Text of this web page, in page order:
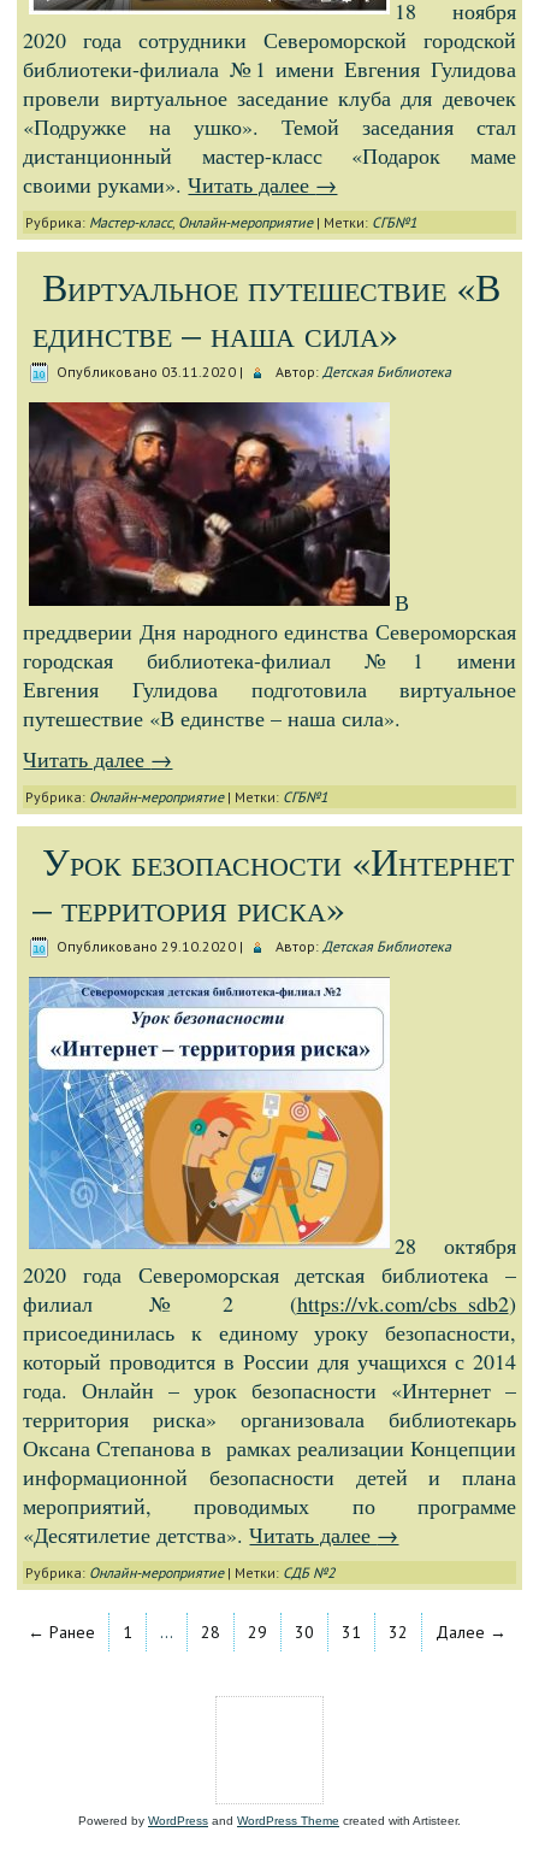
18 ноября
2020 года сотрудники Североморской городской
библиотеки-филиала №1 имени Евгения Гулидова
провели виртуальное заседание клуба для девочек
«Подружке на ушко». Темой заседания стал
дистанционный мастер-класс «Подарок маме
своими руками».Читать далее →
Рубрика: Мастер-класс, Онлайн-мероприятие| Метки: СГБ№1
Виртуальное путешествие «В
единстве – наша сила»
Опубликовано 03.11.2020 | Автор: Детская Библиотека
В
преддверии Дня народного единства Североморская
городская библиотека-филиал №1 имени
ЕвгенияГулидова подготовила виртуальное
путешествие «В единстве – наша сила».
Читать далее →
Рубрика: Онлайн-мероприятие| Метки: СГБ№1
Урок безопасности «Интернет
– территория риска»
Опубликовано 29.10.2020 | Автор: Детская Библиотека
28 октября
2020 года Североморская детская библиотека –
филиал №2 (https://vk.com/cbs_sdb2)
присоединилась к единому уроку безопасности,
который проводится в России для учащихся с 2014
года. Онлайн – урок безопасности «Интернет –
территория риска» организовала библиотекарь
Оксана Степанова в рамках реализации Концепции
информационной безопасности детей и плана
мероприятий, проводимых по программе
«Десятилетие детства».Читать далее →
Рубрика: Онлайн-мероприятие| Метки: СДБ №2
← Ранее 1 … 28 29 30 31 32 Далее →
Powered by WordPress and WordPress Theme created with Artisteer.